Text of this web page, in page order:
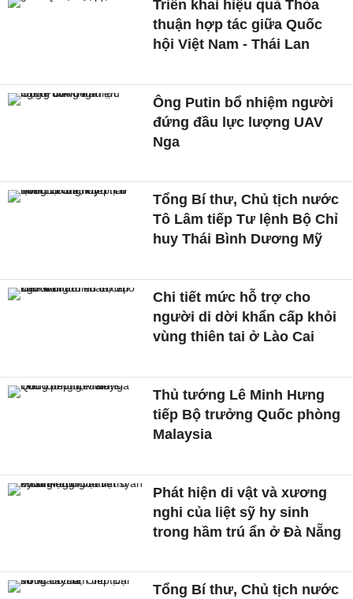
Triển khai hiệu quả Thỏa
thuận hợp tác giữa Quốc
hội Việt Nam - Thái Lan
Ông Putin bổ nhiệm người
đứng đầu lực lượng UAV
Nga
Tổng Bí thư, Chủ tịch nước
Tô Lâm tiếp Tư lệnh Bộ Chỉ
huy Thái Bình Dương Mỹ
Chi tiết mức hỗ trợ cho
người di dời khẩn cấp khỏi
vùng thiên tai ở Lào Cai
Thủ tướng Lê Minh Hưng
tiếp Bộ trưởng Quốc phòng
Malaysia
Phát hiện di vật và xương
nghi của liệt sỹ hy sinh
trong hầm trú ẩn ở Đà Nẵng
Tổng Bí thư, Chủ tịch nước